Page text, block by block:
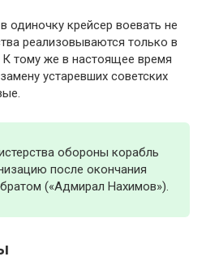
одиночку крейсер воевать не
реализовываются только в
К тому же в настоящее время
устаревших советских
обороны корабль
после окончания
(«Адмирал Нахимов»).